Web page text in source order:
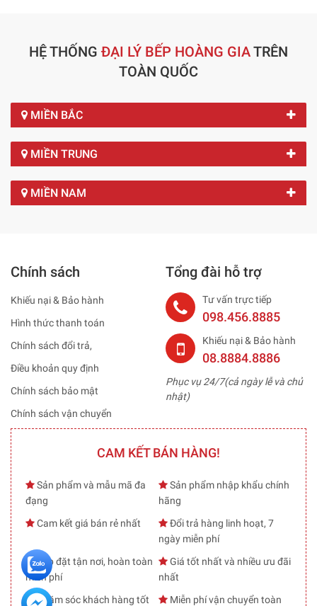
HỆ THỐNG ĐẠI LÝ BẾP HOÀNG GIATRÊN
TOÀN QUỐC
MIỀN BẮC
MIỀN TRUNG
MIỀN NAM
Chính sách
Khiếu nại & Bảo hành
Hình thức thanh toán
Chính sách đổi trả,
Điều khoản quy định
Chính sách bảo mật
Chính sách vận chuyển
Tổng đài hỗ trợ
Tư vấn trực tiếp
098.456.8885
Khiếu nại & Bảo hành
08.8884.8886
Phục vụ 24/7(cả ngày lễ và chủ
nhật)
CAM KẾT BÁN HÀNG!
Sản phẩm và mẫu mã đa
đạng
Sản phẩm nhập khẩu chính
hãng
Cam kết giá bán rẻ nhất
Đổi trả hàng linh hoạt, 7
ngày miễn phí
Lắp đặt tận nơi, hoàn toàn
miễn phí
Giá tốt nhất và nhiều ưu đãi
nhất
Chăm sóc khách hàng tốt
Miễn phí vận chuyển toàn